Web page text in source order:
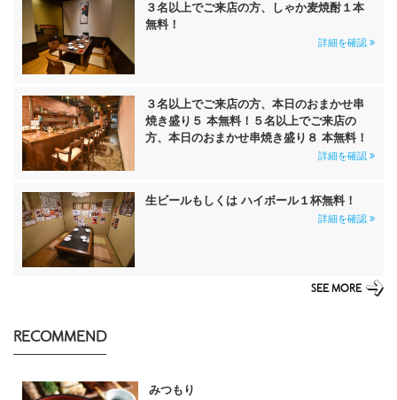
３名以上でご来店の方、しゃか麦焼酎１本
無料！
詳細を確認
３名以上でご来店の方、本日のおまかせ串
焼き盛り５ 本無料！５名以上でご来店の
方、本日のおまかせ串焼き盛り８ 本無料！
詳細を確認
生ビールもしくは ハイボール１杯無料！
詳細を確認
SEE MORE
RECOMMEND
みつもり